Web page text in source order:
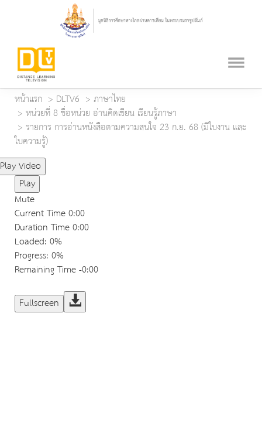
หน้าแรก DLTV6
ภาษาไทย
หน่วยที่ 8 ชื่อหน่วย อ่านคิดเขียน เรียนรู้ภาษา
รายการ การอ่านหนังสือตามความสนใจ 23 ก.ย. 68 (มีใบงาน และ
ใบความรู้)
Play Video
Play
Mute
Current Time0:00
Duration Time0:00
Loaded: 0%
Progress: 0%
Remaining Time-0:00
Fullscreen